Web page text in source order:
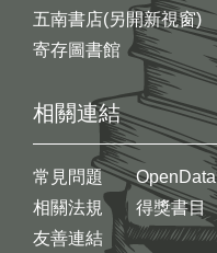
五南書店(另開新視窗)
寄存圖書館
相關連結
常見問題
相關法規
友善連結
OpenData
得獎書目